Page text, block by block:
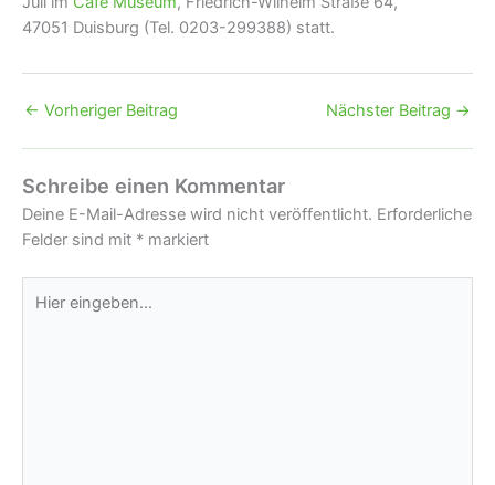
47051 Duisburg (Tel. 0203-299388) statt.
← Vorheriger Beitrag Nächster Beitrag →
Schreibe einen Kommentar
Deine E-Mail-Adresse wird nicht veröffentlicht. Erforderliche
Felder sind mit * markiert
eingeben…